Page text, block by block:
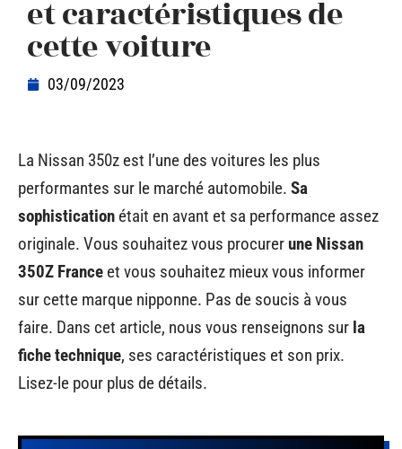
et caractéristiques de
cette voiture
03/09/2023
La Nissan 350z est l’une des voitures les plus
performantes sur le marché automobile. Sa
sophistication était en avant et sa performance assez
originale. Vous souhaitez vous procurer une Nissan
350Z France et vous souhaitez mieux vous informer
sur cette marque nipponne. Pas de soucis à vous
faire. Dans cet article, nous vous renseignons sur la
fiche technique, ses caractéristiques et son prix.
Lisez-le pour plus de détails.